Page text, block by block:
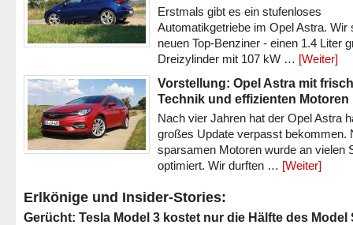
Erstmals gibt es ein stufenloses
Automatikgetriebe im Opel Astra. Wir
neuen Top-Benziner - einen 1.4 Liter
Dreizylinder mit 107 kW … [Weiter]
Vorstellung: Opel Astra mit
Technik und effizienten Motoren
Nach vier Jahren hat der Opel Astra
großes Update verpasst bekommen.
sparsamen Motoren wurde an vielen
optimiert. Wir durften … [Weiter]
Erlkönige und Insider-Stories:
Gerücht: Tesla Model 3 kostet nur die Hälfte des Model